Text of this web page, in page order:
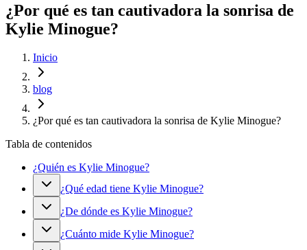
¿Por qué es tan cautivadora la sonrisa de
Kylie Minogue?
Inicio
blog
¿Por qué es tan cautivadora la sonrisa de Kylie Minogue?
Tabla de contenidos
¿Quién es Kylie Minogue?
¿Qué edad tiene Kylie Minogue?
¿De dónde es Kylie Minogue?
¿Cuánto mide Kylie Minogue?